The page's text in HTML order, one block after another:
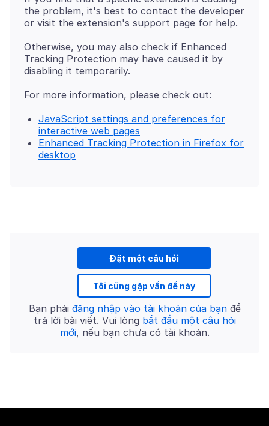
the problem, it's best to contact the developer
Otherwise, you may also check if Enhanced
Tracking Protection may have caused it by
JavaScript settings and preferences for
interactive web pages
Enhanced Tracking Protection in Firefox for
desktop
Đặt một câu hỏi
Tôi cũng gặp vấn đề này
Bạn phải đăng nhập vào tài khoản của bạnđể
trả lời bài viết. Vui lòng bắt đầu một câu hỏi
mới, nếu bạn chưa có tài khoản.